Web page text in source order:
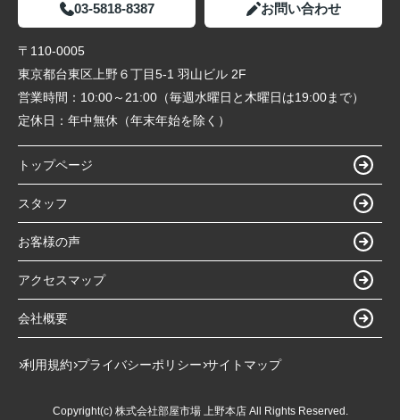
03-5818-8387 お問い合わせ
〒110-0005
東京都台東区上野６丁目5-1 羽山ビル 2F
営業時間： 10:00～21:00（毎週水曜日と木曜日は19:00まで）
定休日： 年中無休（年末年始を除く）
トップページ
スタッフ
お客様の声
アクセスマップ
会社概要
利用規約 プライバシーポリシー サイトマップ
Copyright(c) 株式会社部屋市場 上野本店 All Rights Reserved.